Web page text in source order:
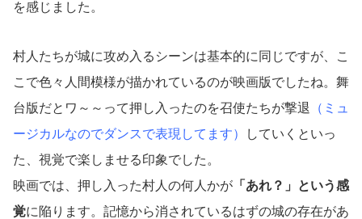
を感じました。
村人たちが城に攻め入るシーンは基本的に同じですが、こ
こで色々人間模様が描かれているのが映画版でしたね。舞
台版だとワ～～って押し入ったのを召使たちが撃退
（ミュ
ージカルなのでダンスで表現してます）
していくといっ
た、視覚で楽しませる印象でした。
映画では、押し入った村人の何人かが 「あれ？」という感
覚に陥ります。記憶から消されているはずの城の存在があ